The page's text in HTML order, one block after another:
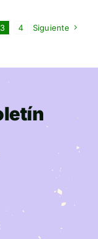
3 4 Siguiente